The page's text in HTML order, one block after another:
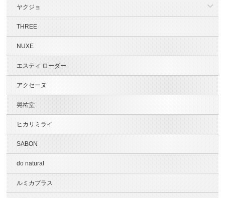
ヤクジョ
THREE
NUXE
エスティ ローダー
アクセーヌ
晃祐堂
ヒカリミライ
SABON
do natural
ルミカプラス